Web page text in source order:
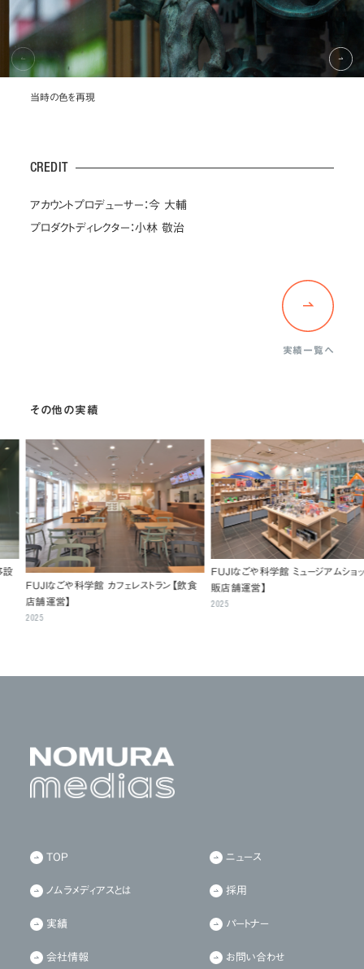
当時の色を再現
CREDIT
アカウントプロデューサー：今 大輔
プロダクトディレクター：小林 敬治
実績一覧へ
その他の実績
ェレストラン【飲食
ＦＵＪＩなごや科学館 ミュージアムショップ【物
販店舗運営】
ビックカメラ 池袋
什器設計制作・サイ
TOP
ノムラメディアスとは
実績
会社情報
ニュース
採用
パートナー
お問い合わせ